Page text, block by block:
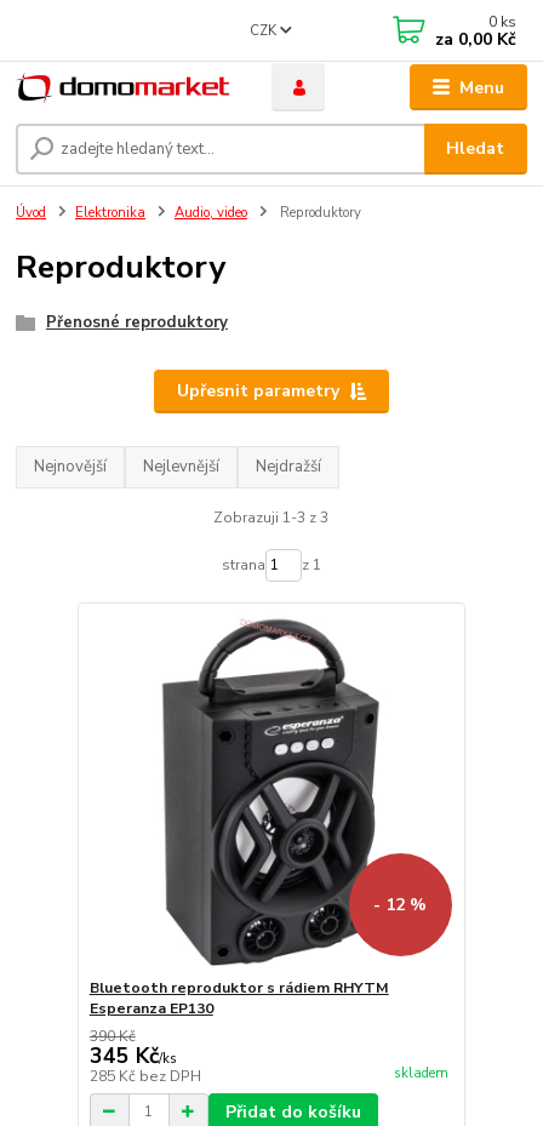
Menu
CZK
Hledat
0 ks
za 0,00 Kč
Úvod Elektronika Audio, video Reproduktory
Reproduktory
Přenosné reproduktory
Upřesnit parametry
Nejnovější Nejlevnější Nejdražší
Zobrazuji 1-3 z 3
strana z 1
- 12 %
Bluetooth reproduktor s rádiem RHYTM
Esperanza EP130
390 Kč
345 Kč/ks
285 Kč bez DPH skladem
Přidat do košíku